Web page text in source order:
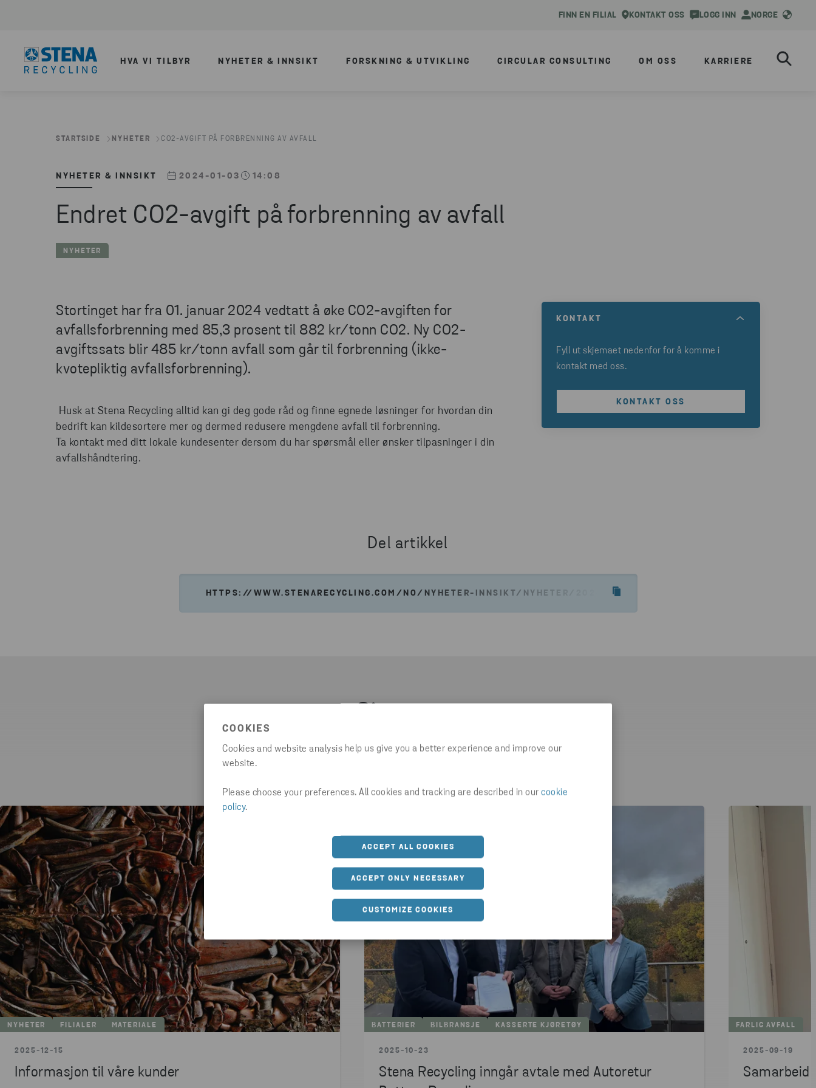
COOKIES
Cookies and website analysis help us give you a better experience and improve our
website.
Please choose your preferences. All cookies and tracking are described in our cookie
policy.
ACCEPT ALL COOKIES
ACCEPT ONLY NECESSARY
CUSTOMIZE COOKIES
FINN EN FILIAL KONTAKT OSS LOGG INN NORGE
HVA VI TILBYR NYHETER & INNSIKT FORSKNING & UTVIKLING CIRCULAR CONSULTING OM OSS KARRIERE
STARTSIDE NYHETER CO2-AVGIFT PÅ FORBRENNING AV AVFALL
NYHETER & INNSIKT 2024-01-03 14:08
Endret CO2-avgift på forbrenning av avfall
NYHETER
Stortinget har fra 01. januar 2024 vedtatt å øke CO2-avgiften for
avfallsforbrenning med 85,3 prosent til 882 kr/tonn CO2. Ny CO2-
avgiftssats blir 485 kr/tonn avfall som går til forbrenning (ikke-
kvotepliktig avfallsforbrenning).
Husk at Stena Recycling alltid kan gi deg gode råd og finne egnede løsninger for hvordan din
bedrift kan kildesortere mer og dermed redusere mengdene avfall til forbrenning.
Ta kontakt med ditt lokale kundesenter dersom du har spørsmål eller ønsker tilpasninger i din
avfallshåndtering.
KONTAKT
Fyll ut skjemaet nedenfor for å komme i
kontakt med oss.
KONTAKT OSS
Del artikkel
HTTPS://WWW.STENARECYCLING.COM/NO/NYHETER-INNSIKT/NYHETER/2024/CO2-AVGIFT-PA-FORBRENNING-AV-
NYHETER FILIALER MATERIALE
2025-12-15
Informasjon til våre kunder
BATTERIER BILBRANSJE KASSERTE KJØRETØY
2025-10-23
Stena Recycling inngår avtale med Autoretur
FARLIG AVFALL
2025-09-19
Samarbeid